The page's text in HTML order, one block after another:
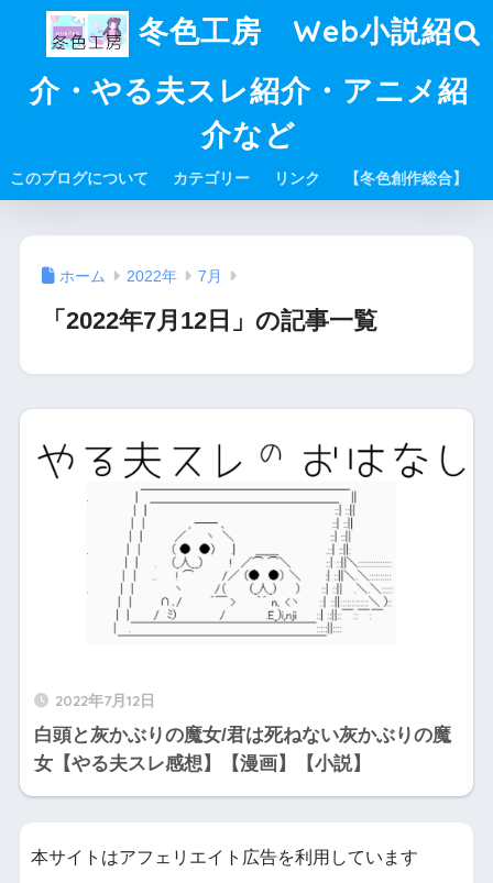
冬色工房 Web小説紹
介・やる夫スレ紹介・アニメ紹
介など
このブログについて カテゴリー リンク 【冬色創作総合】
ホーム 2022年 7月
「2022年7月12日」の記事一覧
2022年7月12日
白頭と灰かぶりの魔女/君は死ねない灰かぶりの魔
女【やる夫スレ感想】【漫画】【小説】
本サイトはアフェリエイト広告を利用しています